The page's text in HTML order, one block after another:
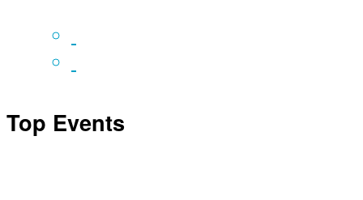
Top Events